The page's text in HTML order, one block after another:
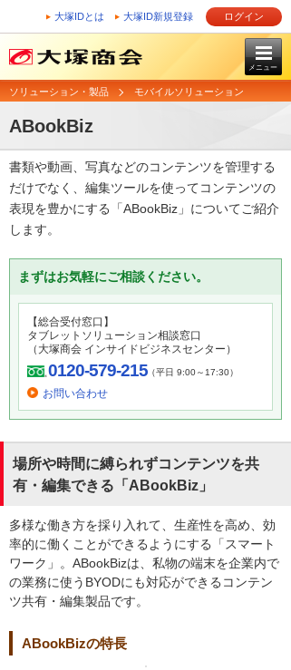
大塚IDとは 大塚ID新規登録 ログイン
メニュー
ソリューション・製品 モバイルソリューション
ABookBiz
書類や動画、写真などのコンテンツを管理する
だけでなく、編集ツールを使ってコンテンツの
表現を豊かにする「ABookBiz」についてご紹介
します。
まずはお気軽にご相談ください。
【総合受付窓口】
タブレットソリューション相談窓口
（大塚商会 インサイドビジネスセンター）
0120-579-215（平日 9:00～17:30）
お問い合わせ
場所や時間に縛られずコンテンツを共
有・編集できる「ABookBiz」
多様な働き方を採り入れて、生産性を高め、効
率的に働くことができるようにする「スマート
ワーク」。ABookBizは、私物の端末を企業内で
の業務に使うBYODにも対応ができるコンテン
ツ共有・編集製品です。
ABookBizの特長